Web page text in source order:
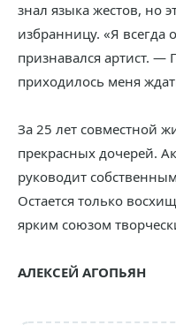
знал языка жестов, но
избранницу. «Я
признавался артист.
приходилось меня
За 25 лет совместной
прекрасных дочерей.
руководит
Остается только
ярким союзом
АЛЕКСЕЙ АГОПЬЯН